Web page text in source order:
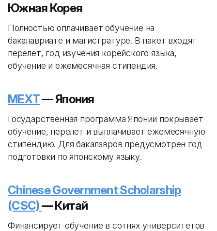
Южная Корея
Полностью оплачивает обучение на
бакалавриате и магистратуре. В пакет входят
перелет, год изучения корейского языка,
обучение и ежемесячная стипендия.
MEXT— Япония
Государственная программа Японии покрывает
обучение, перелет и выплачивает ежемесячную
стипендию. Для бакалавров предусмотрен год
подготовки по японскому языку.
Chinese Government Scholarship
(CSC)— Китай
Финансирует обучение в сотнях университетов